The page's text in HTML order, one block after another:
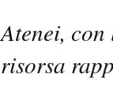
Atenei,
risorsa